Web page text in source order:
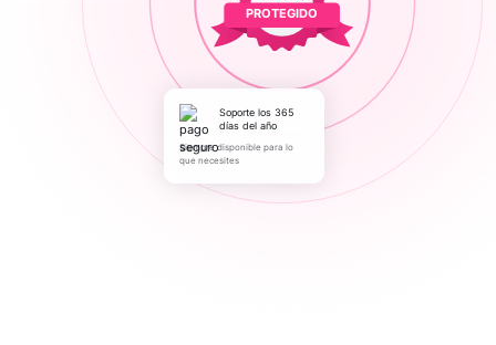
PROTEGIDO
Soporte los 365
días del año
Siempre disponible para lo
que necesites